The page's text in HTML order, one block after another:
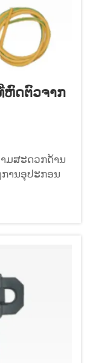
ຫົດຕົວຈາກ
ມສະດວກດ້ານ
ການອຸປະກອນ
ສິດທິພາບໄດ້
ຫຼຸດລົງເມື່ອເຢັນ
ໄດ້ເກີດຂື້ນ